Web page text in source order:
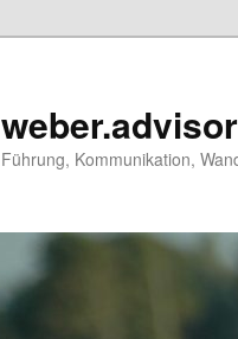
Führung, Kommunikation,